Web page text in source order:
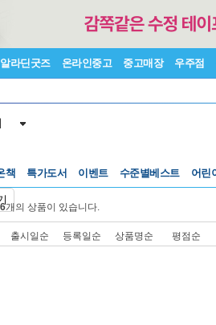
알라딘굿즈 온라인중고 중고매장 우주점
책 특가도서 이벤트
수준별베스트
Lexile®
어린
개의 상품이 있습니다.
출시일순 등록일순 상품명순 평점순